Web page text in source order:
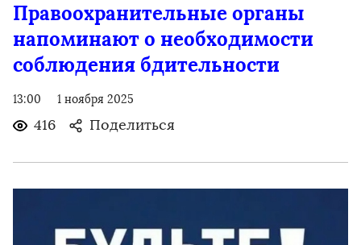
Правоохранительные органы
напоминают о необходимости
соблюдения бдительности
13:00 1 ноября 2025
416 Поделиться